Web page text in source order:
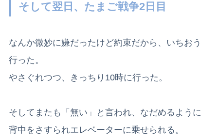
そして翌日、たまご戦争2日目
なんか微妙に嫌だったけど約束だから、いちおう
行った。
やさぐれつつ、きっちり10時に行った。
そしてまたも「無い」と言われ、なだめるように
背中をさすられエレベーターに乗せられる。